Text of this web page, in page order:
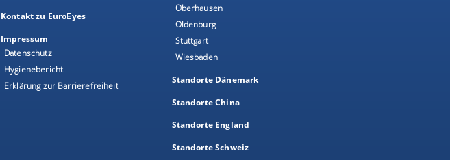
Kontakt zu EuroEyes
Impressum
Datenschutz
Hygienebericht
Erklärung zur Barrierefreiheit
Oberhausen
Oldenburg
Stuttgart
Wiesbaden
Standorte Dänemark
Standorte China
Standorte England
Standorte Schweiz